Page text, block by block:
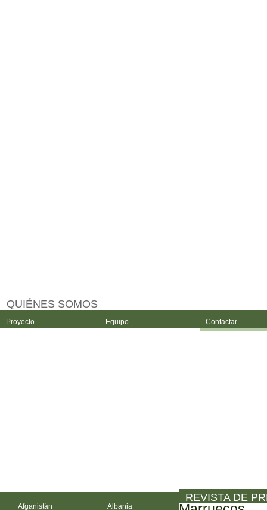
QUIÉNES SOMOS
Proyecto Equipo Contactar
Afganistán Albania
REVISTA DE